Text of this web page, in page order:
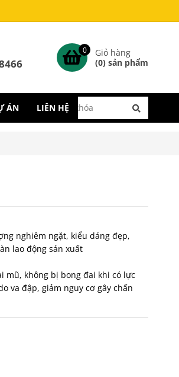
0
Giỏ hàng
(0) sản phẩm
ÁN LIÊN HỆ
nghiêm ngặt, kiểu dáng đẹp,
lao động sản xuất
mũ, không bị bong đai khi có lực
va đập, giảm nguy cơ gây chấn